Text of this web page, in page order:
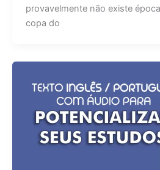
provavelmente não existe
copa do